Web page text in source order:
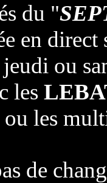
du "
en
ou
les
ou les
de